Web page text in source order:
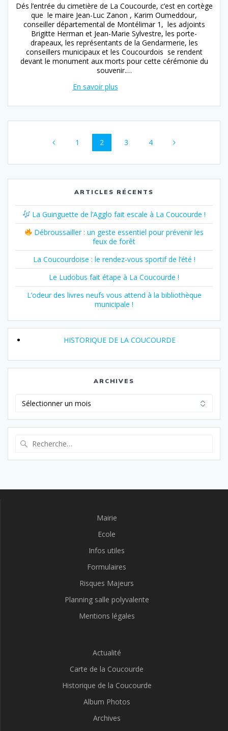
Dés l’entrée du cimetière de La Coucourde, c’est en cortège
que le maire Jean-Luc Zanon , Karim Oumeddour,
conseiller départemental de Montélimar 1, les adjoints
Brigitte Herman et Jean-Marie Sylvestre, les porte-
drapeaux, les représentants de la Gendarmerie, les
conseillers municipaux et les Coucourdois se rendent
devant le monument aux morts pour cette cérémonie du
souvenir.…
Navigation
sein
articles
Page
1 Page
2 Page
3 Page
4
ARTICLES RÉCENTS
La Guinguette de l’Agglo fait escale à La Coucourde !
Débroussailler : un geste essentiel pour prévenir les
feux de forêt
La Coucourdoise : le rendez-vous sportif de l’été !
Le Ludobus fait étape à La Coucourde !
L’odeur des livres neufs vous attend à la bibliothèque
municipale !
HISTORIQUE DE LA COUCOURDE
ARCHIVES
Mairie
Ecole
Infos utiles
Formulaires
Risques Majeurs
Planning salle polyvalente
Mentions légales
Actualité
Carte de la Coucourde
Historique de la Coucourde
Album Photos
Archives